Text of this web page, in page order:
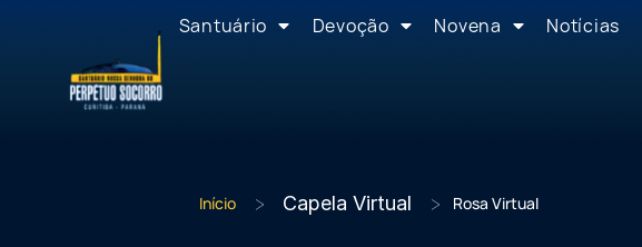
Santuário Devoção Novena Notícias
Início > Capela Virtual > Rosa Virtual